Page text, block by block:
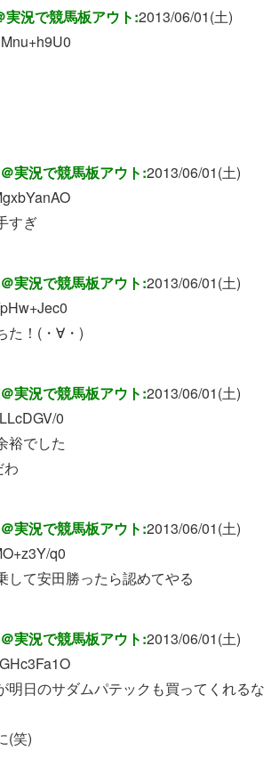
実況で競馬板アウト:2013/06/01(土)
実況で競馬板アウト:2013/06/01(土)
すぎ
実況で競馬板アウト:2013/06/01(土)
た！(・∀・)
実況で競馬板アウト:2013/06/01(土)
0
裕でした
わ
実況で競馬板アウト:2013/06/01(土)
q0
して安田勝ったら認めてやる
実況で競馬板アウト:2013/06/01(土)
明日のサダムパテックも買ってくれるな
(笑)